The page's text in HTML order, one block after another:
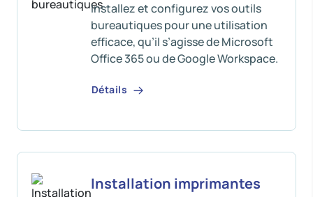
Installez et configurez vos outils
bureautiques pour une utilisation
efficace, qu’il s’agisse de Microsoft
Office 365 ou de Google Workspace.
Détails
Installation imprimantes